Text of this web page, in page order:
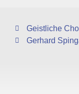
Geistliche
Gerhard